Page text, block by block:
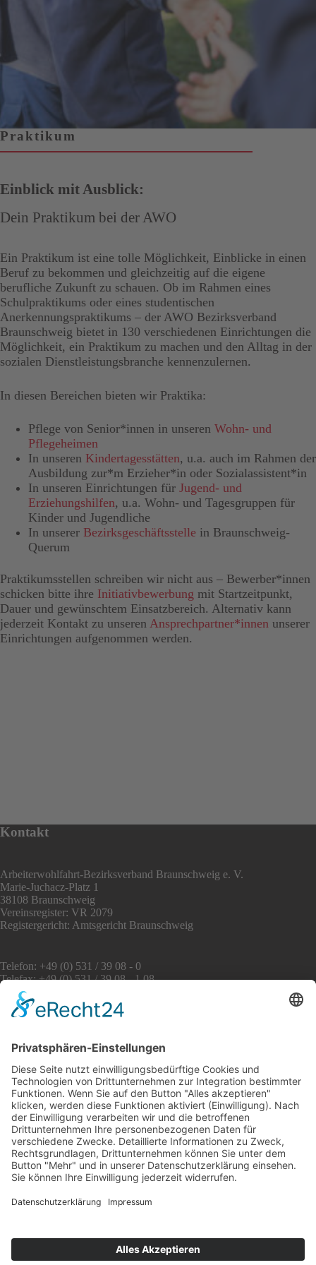
Praktikum
Einblick mit Ausblick:
Dein Praktikum bei der AWO
Ein Praktikum ist eine tolle Möglichkeit, Einblicke in einen
Beruf zu bekommen und gleichzeitig auf die eigene
berufliche Zukunft zu schauen. Ob im Rahmen eines
Schulpraktikums oder eines studentischen
Anerkennungspraktikums – der AWO Bezirksverband
Braunschweig bietet in 130 verschiedenen Einrichtungen die
Möglichkeit, ein Praktikum zu machen und den Alltag in der
sozialen Dienstleistungsbranche kennenzulernen.
In diesen Bereichen bieten wir Praktika:
Pflege von Senior*innen in unseren Wohn- und
Pflegeheimen
In unseren Kindertagesstätten, u.a. auch im Rahmen der
Ausbildung zur*m Erzieher*in oder Sozialassistent*in
In unseren Einrichtungen für Jugend- und
Erziehungshilfen, u.a. Wohn- und Tagesgruppen für
Kinder und Jugendliche
In unserer Bezirksgeschäftsstelle in Braunschweig-
Querum
Praktikumsstellen schreiben wir nicht aus – Bewerber*innen
schicken bitte ihre Initiativbewerbung mit Startzeitpunkt,
Dauer und gewünschtem Einsatzbereich. Alternativ kann
jederzeit Kontakt zu unseren Ansprechpartner*innen unserer
Einrichtungen aufgenommen werden.
Kontakt
Arbeiterwohlfahrt-Bezirksverband Braunschweig e. V.
Marie-Juchacz-Platz 1
38108 Braunschweig
Vereinsregister: VR 2079
Registergericht: Amtsgericht Braunschweig
Telefon: +49 (0) 531 / 39 08 - 0
Telefax: +49 (0) 531 / 39 08 - 1 08
E-Mail: info [at] awo-bs.de
Service
Sitemap
Impressum
Datenschutz
Social Media
Facebook
Instagram
YouTube